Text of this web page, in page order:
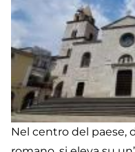
Nel centro del paese,